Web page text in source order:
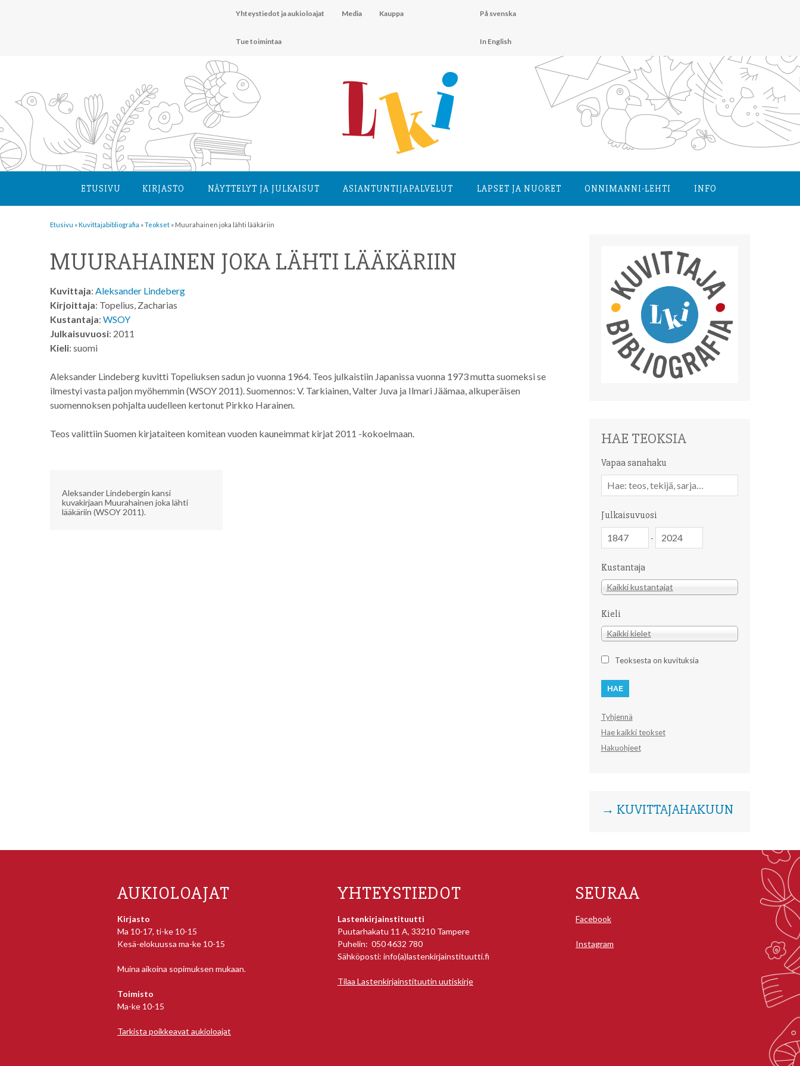
Yhteystiedot ja aukioloajat Media Kauppa
Tue toimintaa
På svenska
In English
ETUSIVU KIRJASTO NÄYTTELYT JA JULKAISUT ASIANTUNTIJA­PALVELUT LAPSET JA NUORET ONNIMANNI-LEHTI INFO
Etusivu »Kuvittaja­bibliografia »Teokset » Muurahainen joka lähti lääkäriin
MUURAHAINEN JOKA LÄHTI LÄÄKÄRIIN
Kuvittaja: Aleksander Lindeberg
Kirjoittaja: Topelius, Zacharias
Kustantaja: WSOY
Julkaisuvuosi: 2011
Kieli: suomi
Aleksander Lindeberg kuvitti Topeliuksen sadun jo vuonna 1964. Teos julkaistiin Japanissa vuonna 1973 mutta suomeksi se
ilmestyi vasta paljon myöhemmin (WSOY 2011). Suomennos: V. Tarkiainen, Valter Juva ja Ilmari Jäämaa, alkuperäisen
suomennoksen pohjalta uudelleen kertonut Pirkko Harainen.
Teos valittiin Suomen kirjataiteen komitean vuoden kauneimmat kirjat 2011 -kokoelmaan.
Aleksander Lindebergin kansi
kuvakirjaan Muurahainen joka lähti
lääkäriin (WSOY 2011).
HAE TEOKSIA
Vapaa sanahaku
sanahaku
Julkaisuvuosi
-
Kustantaja
Kustantaja
Kaikki kustantajat
Kieli
Kieli
Kaikki kielet
Teoksesta on kuvituksia
Tyhjennä
Hae kaikki teokset
Hakuohjeet
→ KUVITTAJAHAKUUN
AUKIOLOAJAT
Kirjasto
Ma 10-17, ti-ke 10-15
Kesä-elokuussa ma-ke 10-15
Muina aikoina sopimuksen mukaan.
Toimisto
Ma-ke 10-15
Tarkista poikkeavat aukioloajat
YHTEYSTIEDOT
Lastenkirjainstituutti
Puutarhakatu 11 A, 33210 Tampere
Puhelin: 050 4632 780
Sähköposti: info(a)lastenkirjainstituutti.fi
Tilaa Lastenkirjainstituutin uutiskirje
SEURAA
Facebook
Instagram